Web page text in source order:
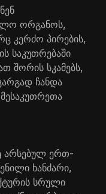
ორგანოს,
კერძო პირების,
საკუთრებაში
შორის სკამებს,
ჩანდა
არსებულ ერთ-
ხანძარი,
სრული